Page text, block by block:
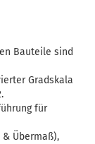
Bauteile sind
Gradskala
für
Übermaß),